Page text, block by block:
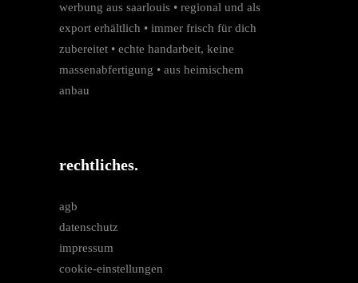
werbung aus saarlouis • regio­nal und als
export erhältlich • immer frisch für dich
zubereitet • echte hand­arbeit, keine
massen­­abfertigung • aus heimischem
anbau
rechtliches.
agb
datenschutz
impressum
cookie-einstellungen